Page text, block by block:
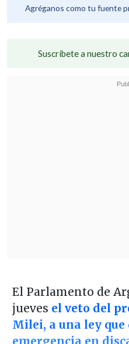
Agréganos como tu fuente
Suscríbete a nuestro
El Parlamento de
jueves el veto del
Milei, a una ley que
emergencia en